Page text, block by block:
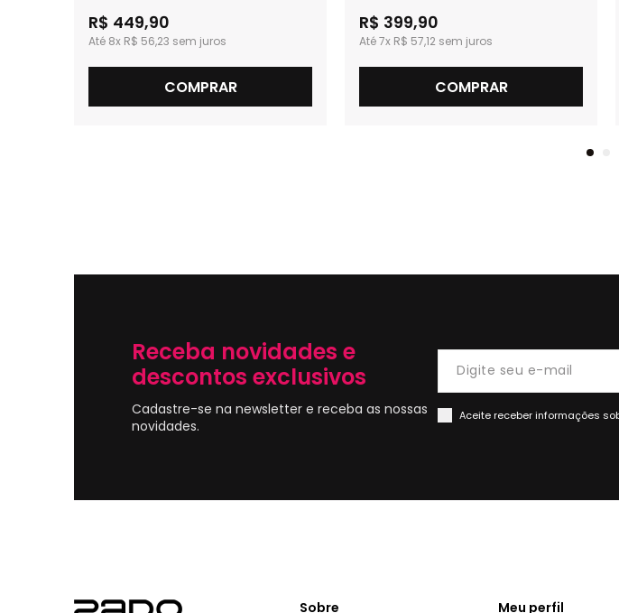
R$ 449,90
8x R$ 56,23
COMPRAR
R$ 399,90
7x R$ 57,12
COMPRAR
Receba novidades e
descontos exclusivos
Cadastre-se na newsletter e receba as nossas
novidades.
Aceite receber informações
Sobre Meu perfil